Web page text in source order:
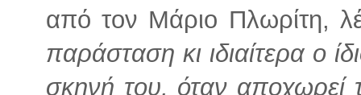
από τον Μάριο Πλωρίτη,
παράσταση κι ιδιαίτερα ο
σκηνή του, όταν αποχωρεί